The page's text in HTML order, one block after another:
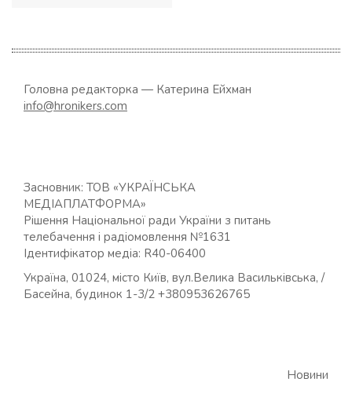
Головна редакторка — Катерина Ейхман
info@hronikers.com
Засновник: ТОВ «УКРАЇНСЬКА
МЕДІАПЛАТФОРМА»
Рішення Національної ради України з питань
телебачення і радіомовлення №1631
Ідентифікатор медіа: R40-06400
Україна, 01024, місто Київ, вул.Велика Васильківська, /
Басейна, будинок 1-3/2 +380953626765
Новини